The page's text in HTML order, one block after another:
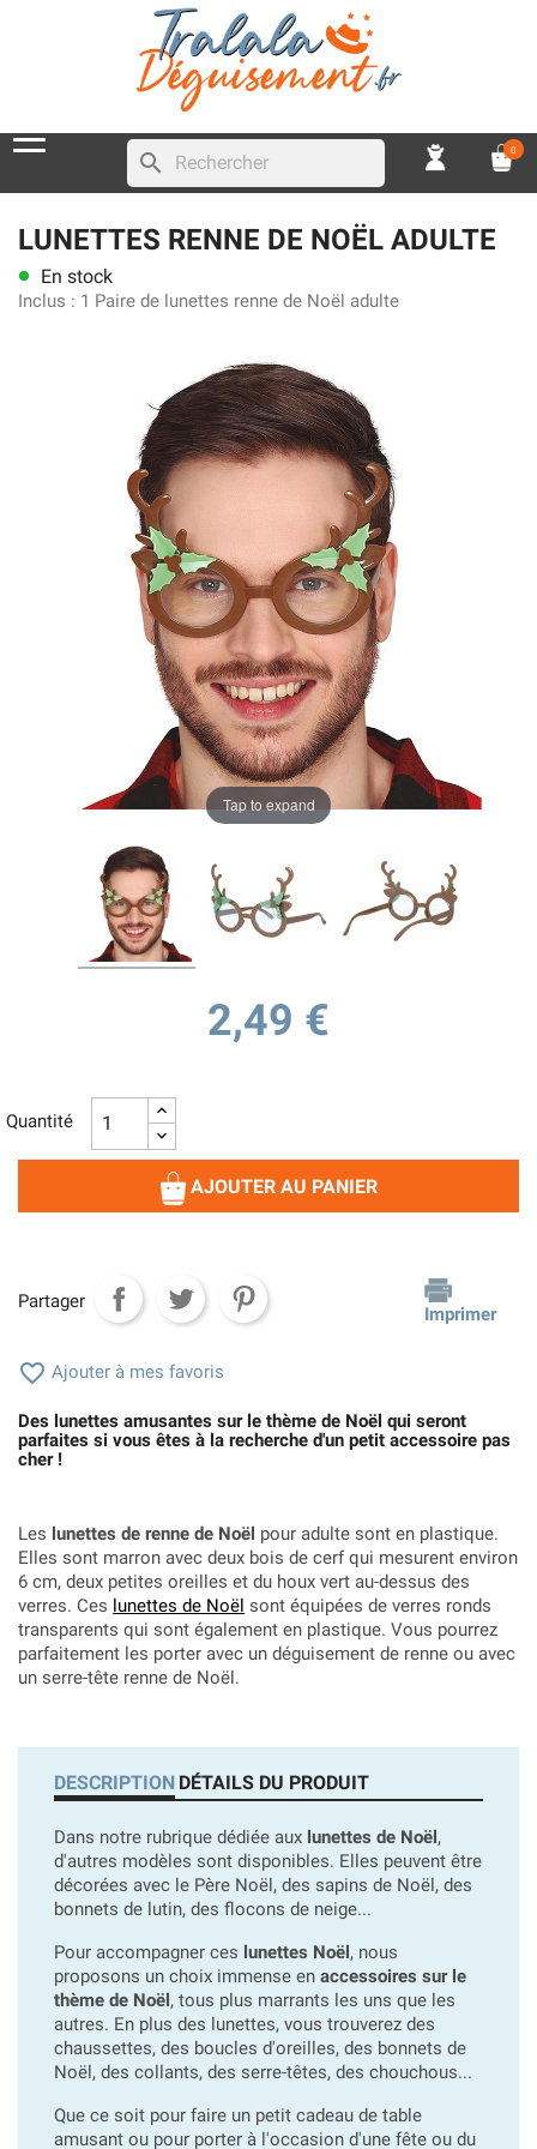
search 0
LUNETTES RENNE DE NOËL ADULTE
lens En stock
Inclus : 1 Paire de lunettes renne de Noël adulte
Tap to expand
2,49 €
Quantité
AJOUTER AU PANIER
Partager
Imprimer
 Ajouter à mes favoris
Des lunettes amusantes sur le thème de Noël qui seront
parfaites si vous êtes à la recherche d'un petit accessoire pas
cher !
Les lunettes de renne de Noël pour adulte sont en plastique.
Elles sont marron avec deux bois de cerf qui mesurent environ
6 cm, deux petites oreilles et du houx vert au-dessus des
verres. Ces lunettes de Noël sont équipées de verres ronds
transparents qui sont également en plastique. Vous pourrez
parfaitement les porter avec un déguisement de renne ou avec
un serre-tête renne de Noël.
DESCRIPTION DÉTAILS DU PRODUIT
Dans notre rubrique dédiée aux lunettes de Noël,
d'autres modèles sont disponibles. Elles peuvent être
décorées avec le Père Noël, des sapins de Noël, des
bonnets de lutin, des flocons de neige...
Pour accompagner ces lunettes Noël, nous
proposons un choix immense en accessoires sur le
thème de Noël, tous plus marrants les uns que les
autres. En plus des lunettes, vous trouverez des
chaussettes, des boucles d'oreilles, des bonnets de
Noël, des collants, des serre-têtes, des chouchous...
Que ce soit pour faire un petit cadeau de table
amusant ou pour porter à l'occasion d'une fête ou du